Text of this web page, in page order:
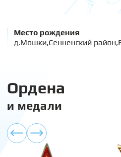
Место рождения
д.Мошки,Сенненский
Ордена
и медали